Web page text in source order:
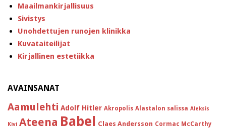
Maailmankirjallisuus
Sivistys
Unohdettujen runojen klinikka
Kuvataiteilijat
Kirjallinen estetiikka
AVAINSANAT
Aamulehti Adolf Hitler Akropolis Alastalon salissa Aleksis
Kivi Ateena Babel Claes Andersson Cormac McCarthy